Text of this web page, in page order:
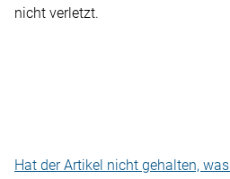
nicht verletzt.
Hat der Artikel nicht gehalten,